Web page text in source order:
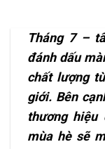
Tháng 7 –
đánh dấu
chất lượng
giới. Bên
thương hiệu
mùa hè sẽ